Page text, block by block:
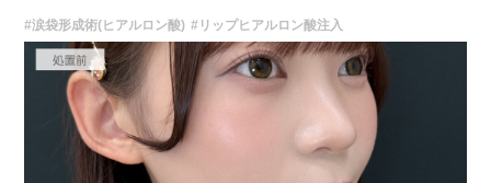
2週間は、注入部位を強く押したりマッサージしたりすることはお控えくだ
さい。
費用：
レスチレン 46,100円〜76,800円(税込)
レスチレンリフト※横浜院限定 59,300円～98,800円(税込)
ジュビダームビスタボルベラXC 79,100円〜131,800円(税込)
グロス注射 21,800円(税込)
オプション：表面麻酔 3,300円(税込) 笑気麻酔 3,300円(税込)
#涙袋形成術(ヒアルロン酸) #リップヒアルロン酸注入